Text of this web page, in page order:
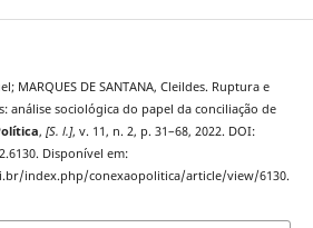
MARQUES DE SANTANA, Cleildes. Ruptura e
análise sociológica do papel da conciliação de
, [S. l.], v. 11, n. 2, p. 31–68, 2022. DOI:
Disponível em:
index.php/conexaopolitica/article/view/6130.